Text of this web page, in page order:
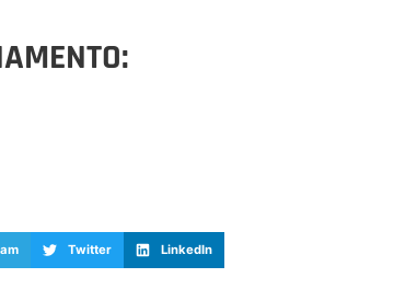
Twitter LinkedIn